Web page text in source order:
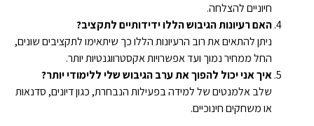
חיוניים להצלחה.
האם רעיונות הגיבוש הללו ידידותיים לתקציב?
ניתן להתאים את רוב הרעיונות הללו כך שיתאימו לתקציבים שונים,
החל ממחיר נמוך ועד אפשרויות אקסטרווגנטיות יותר.
איך אני יכול להפוך את ערב הגיבוש שלי ללימודי יותר?
שלב אלמנטים של למידה בפעילות הנבחרת, כגון דיונים, סדנאות
או משחקים חינוכיים.